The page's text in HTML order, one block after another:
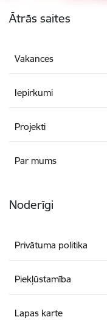
Ātrās saites
Vakances
Iepirkumi
Projekti
Par mums
Noderīgi
Privātuma politika
Piekļūstamība
Lapas karte